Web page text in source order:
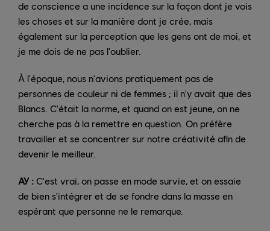
de conscience a une incidence sur la façon dont je vois
les choses et sur la manière dont je crée, mais
également sur la perception que les gens ont de moi, et
je me dois de ne pas l'oublier.
À l'époque, nous n'avions pratiquement pas de
personnes de couleur ni de femmes ; il n'y avait que des
Blancs. C'était la norme, et quand on est jeune, on ne
cherche pas à la remettre en question. On préfère
travailler et se concentrer sur notre créativité afin de
devenir le meilleur.
AY : C'est vrai, on passe en mode survie, et on essaie
de bien s'intégrer et de se fondre dans la masse en
espérant que personne ne le remarque.